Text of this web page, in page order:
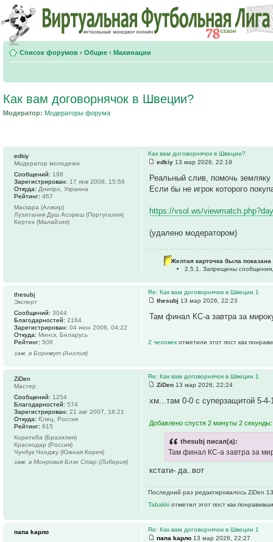
Список форумов ‹ Общие ‹ Махинации
Как вам договорнячок в Швеции?
Модератор: Модераторы форума
Как вам договорнячок в Швеции?
edkiy 13 мар 2026, 22:19
Реальный слив, помочь земляку
Если бы не игрок которого
https://vsol.ws/
(удалено модератором)
Желтая карточка была показана
2.5.1. Запрещены
edkiy
Модератор молодежи
Сообщений: 198
Зарегистрирован: 17 янв 2008, 15:56
Откуда: Днипро, Украина
Рейтинг: 467
Маскара (Алжир)
Лузитания Душ Асореш (Португалия)
Кертех (Малайзия)
Re: Как вам договорнячок в Швеции 1
thesubj 13 мар 2026, 22:23
Там финал КС-а завтра за
2 человек отметили этот пост как
thesubj
Эксперт
Сообщений: 3044
Благодарностей: 2164
Зарегистрирован: 04 июн 2006, 04:22
Откуда: Минск, Беларусь
Рейтинг: 508
зам. в Борнмут (Англия)
Re: Как вам договорнячок в Швеции 1
ZiDen 13 мар 2026, 22:24
хм...там 0-0 с суперзащитой 5-
Добавлено спустя 2 минуты 2 секунды:
thesubj писал(а):
Там финал КС-а завтра за
кстати- да..вот
Последний раз редактировалось ZiDen
Tabakki отметил этот пост как
ZiDen
Мастер
Сообщений: 1254
Благодарностей: 574
Зарегистрирован: 21 авг 2007, 18:21
Откуда: ᙓлец, Россия
Рейтинг: 615
Коритиба (Бразилия)
Краснодар (Россия)
Чунбук Чонджу (Южная Корея)
зам. в Монровия Блэк Стар (Либерия)
Re: Как вам договорнячок в Швеции 1
папа kарло 13 мар 2026, 22:27
папа kарло